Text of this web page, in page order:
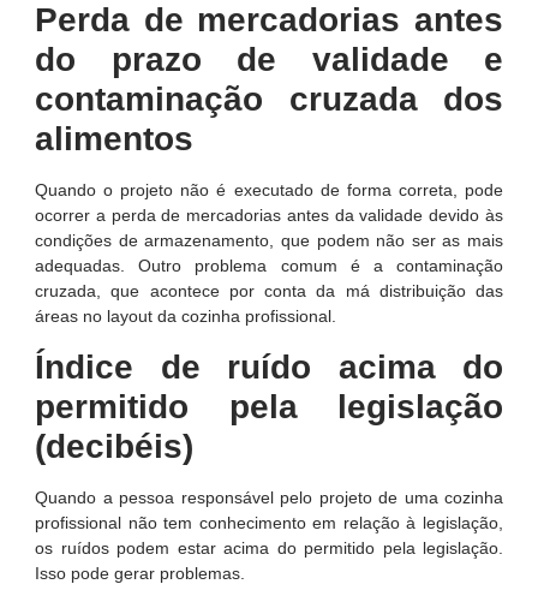
Perda de mercadorias antes
do prazo de validade e
contaminação cruzada dos
alimentos
Quando o projeto não é executado de forma correta, pode
ocorrer a perda de mercadorias antes da validade devido às
condições de armazenamento, que podem não ser as mais
adequadas. Outro problema comum é a contaminação
cruzada, que acontece por conta da má distribuição das
áreas no layout da cozinha profissional.
Índice de ruído acima do
permitido pela legislação
(decibéis)
Quando a pessoa responsável pelo projeto de uma cozinha
profissional não tem conhecimento em relação à legislação,
os ruídos podem estar acima do permitido pela legislação.
Isso pode gerar problemas.